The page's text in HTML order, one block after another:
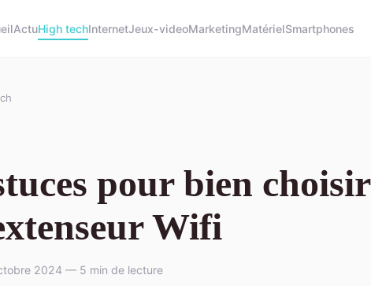
ActuHigh techInternetJeux-videoMarketingMatérielSmartphones
pour bien choisir
Wifi
2024 — 5 min de lecture